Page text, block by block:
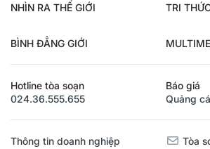
NHÌN RA THẾ GIỚI TRI
BÌNH ĐẲNG GIỚI
Hotline tòa soạn
024.36.555.655
Báo giá
Quảng
Thông tin doanh nghiệp Tòa